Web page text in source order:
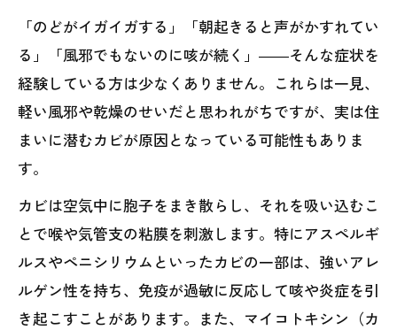
「のどがイガイガする」「朝起きると声がかすれてい
る」「風邪でもないのに咳が続く」――そんな症状を
経験している方は少なくありません。これらは一見、
軽い風邪や乾燥のせいだと思われがちですが、実は住
まいに潜むカビが原因となっている可能性もありま
す。
カビは空気中に胞子をまき散らし、それを吸い込むこ
とで喉や気管支の粘膜を刺激します。特にアスペルギ
ルスやペニシリウムといったカビの一部は、強いアレ
ルゲン性を持ち、免疫が過敏に反応して咳や炎症を引
き起こすことがあります。また、マイコトキシン（カ